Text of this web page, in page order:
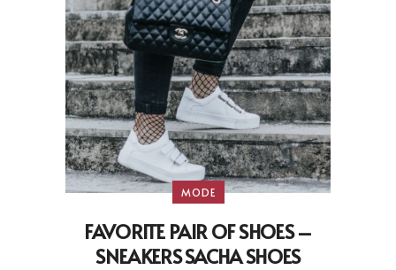
MODE
FAVORITE PAIR OF SHOES –
SNEAKERS SACHA SHOES